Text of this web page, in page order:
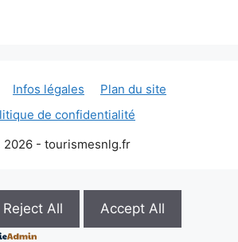
Infos légales
Plan du site
de confidentialité
- tourismesnlg.fr
Reject All
Accept All